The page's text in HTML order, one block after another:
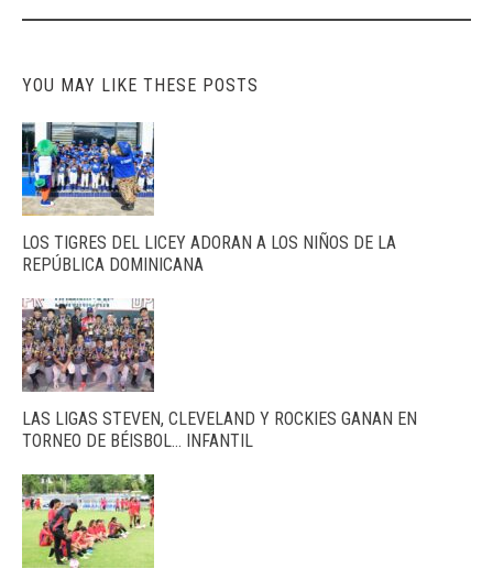
YOU MAY LIKE THESE POSTS
LOS TIGRES DEL LICEY ADORAN A LOS NIÑOS DE LA
REPÚBLICA DOMINICANA
LAS LIGAS STEVEN, CLEVELAND Y ROCKIES GANAN EN
TORNEO DE BÉISBOL… INFANTIL